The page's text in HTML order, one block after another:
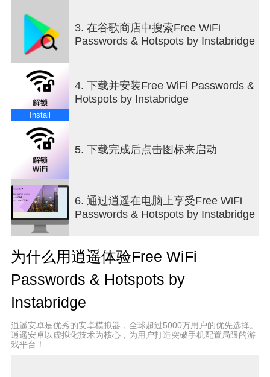
处连接。
Instabridge 为支持 eSIM 的手机推出移动数据
球覆盖：超过 191 个国家/地区，无需漫游，无需寻
• 无忧无虑：轻松保持连接，无需搜索 Wi-Fi。
• 经济高效：旅行数据价格实惠。
• 轻松激活：快速 eSIM 设置。
• 无缝：一体化应用程序，可随时随地进行连接！
• 快速 Wifi 访问：从启动器中轻轻一按即可访
问最近的 Wi-Fi • 移动数据：口袋里有全球互联网 •
强力搜索：使用启动器的强力搜索来超快速地访问
互联网
使用 Instabridge 作为应用程序启动器，将应用程
序、联系人和网络历史记录集中在一个地方。
• 在所有主要城市获得免费 Wi-Fi 互联网连接 • 节省
流量的网络浏览器，压缩率比竞争对手高 10 倍 • 安
全、匿名地访问互联网 • 无数据限制，免费 • Wi-Fi
获得免费互联网！
• 我们数据库中任何密码或热点的有用统计数据（例
如速度、流行度和数据使用情况）。
• 包含离线地图，因此即使您在漫游或数据流量不足
时也可以找到热点！旅行时的完美应用程序！
• 支持 WEP、WPA、WPA2 和 WPA3。
• 比 WPS 更易于使用。
• 易于使用的速度测试。
3. 在谷歌商店中搜索Free WiFi
Passwords & Hotspots by Instabridge
Install
4. 下载并安装Free WiFi Passwords &
Hotspots by Instabridge
5. 下载完成后点击图标来启动
6. 通过逍遥在电脑上享受Free WiFi
Passwords & Hotspots by Instabridge
为什么用逍遥体验Free WiFi
Passwords & Hotspots by
Instabridge
逍遥安卓是优秀的安卓模拟器，全球超过5000万用户的优先选择。
逍遥安卓以虚拟化技术为核心，为用户打造突破手机配置局限的游
戏平台！